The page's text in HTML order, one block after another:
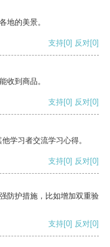
地的美景。
支持[0] 反对[0]
收到商品。
支持[0] 反对[0]
学习者交流学习心得。
支持[0] 反对[0]
防护措施，比如增加双重验
支持[0] 反对[0]